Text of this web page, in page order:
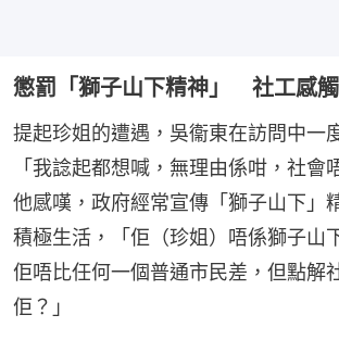
懲罰「獅子山下精神」 社工感
提起珍姐的遭遇，吳衞東在訪問中一
「我諗起都想喊，無理由係咁，社會
他感嘆，政府經常宣傳「獅子山下」
積極生活，「佢（珍姐）唔係獅子山
佢唔比任何一個普通市民差，但點解
佢？」